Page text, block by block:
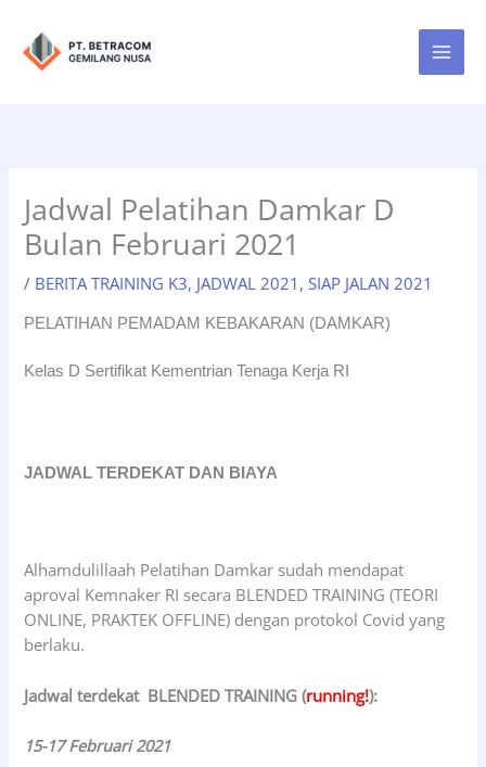
konten
Jadwal Pelatihan Damkar D
Bulan Februari 2021
/ BERITA TRAINING K3, JADWAL 2021 ,SIAP JALAN 2021
PELATIHAN PEMADAM KEBAKARAN (DAMKAR)
Kelas D Sertifikat Kementrian Tenaga Kerja RI
JADWAL TERDEKAT DAN BIAYA
Alhamdulillaah Pelatihan Damkar sudah mendapat
aproval Kemnaker RI secara BLENDED TRAINING (TEORI
ONLINE, PRAKTEK OFFLINE) dengan protokol Covid yang
berlaku.
Jadwal terdekat BLENDED TRAINING (running!):
15-17 Februari 2021